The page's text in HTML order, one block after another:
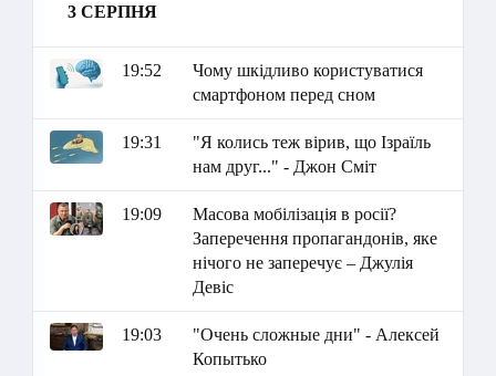
3 СЕРПНЯ
19:52
Чому шкідливо користуватися
смартфоном перед сном
19:31
"Я колись теж вірив, що Ізраїль
нам друг..." - Джон Сміт
19:09
Масова мобілізація в росії?
Заперечення пропагандонів, яке
нічого не заперечує – Джулія
Девіс
19:03
"Очень сложные дни" - Алексей
Копытько